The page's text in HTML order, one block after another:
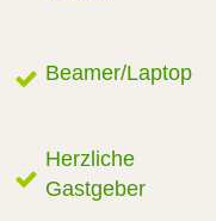
Beamer/Laptop
Herzliche
Gastgeber